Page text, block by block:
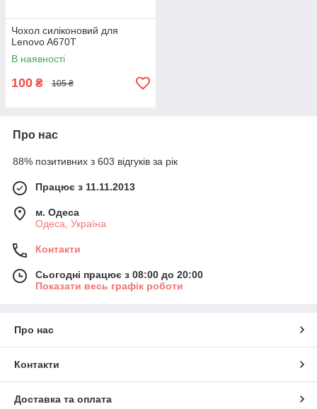
Чохол силіконовий для
Lenovo A670T
В наявності
100 ₴ 105 ₴
Про нас
88% позитивних з 603 відгуків за рік
Працює з 11.11.2013
м. Одеса
Одеса, Україна
Контакти
Сьогодні працює з 08:00 до 20:00
Показати весь графік роботи
Про нас
Контакти
Доставка та оплата